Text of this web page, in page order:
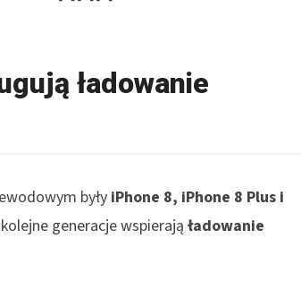
ładowanie
były iPhone 8, iPhone 8 Plus i
generacje wspierająładowanie